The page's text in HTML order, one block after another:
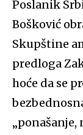
Poslanik
Bošković
Skupštine
predloga
hoće da se
„ponašanje,